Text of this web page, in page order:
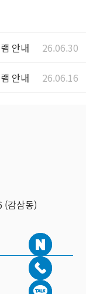
안내 26.06.30
안내 26.06.16
(감삼동)